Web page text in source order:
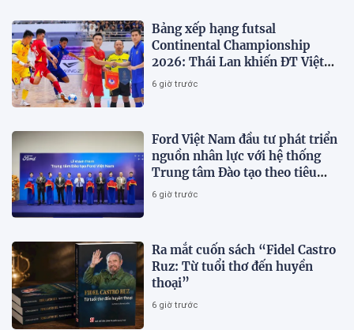
Bảng xếp hạng futsal
Continental Championship
2026: Thái Lan khiến ĐT Việt
Nam 'vỡ mộng' vô địch
6 giờ trước
Ford Việt Nam đầu tư phát triển
nguồn nhân lực với hệ thống
Trung tâm Đào tạo theo tiêu
chuẩn toàn cầu
6 giờ trước
Ra mắt cuốn sách “Fidel Castro
Ruz: Từ tuổi thơ đến huyền
thoại”
6 giờ trước